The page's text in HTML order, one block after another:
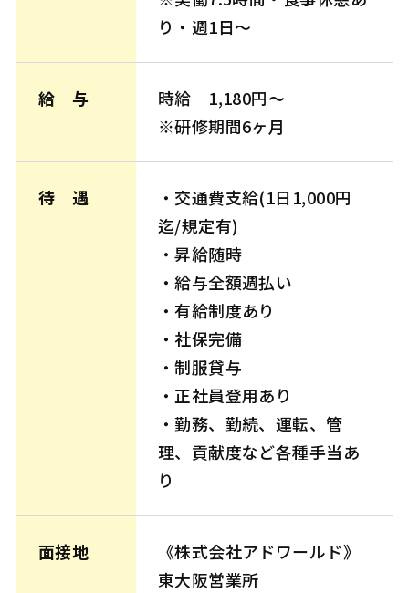
り・週1日〜
給 与
時給 1,180円～
※研修期間6ヶ月
待 遇
・交通費支給(1日1,000円
迄/規定有)
・昇給随時
・給与全額週払い
・有給制度あり
・社保完備
・制服貸与
・正社員登用あり
・勤務、勤続、運転、管
理、貢献度など各種手当あ
り
面接地
《株式会社アドワールド》
東大阪営業所